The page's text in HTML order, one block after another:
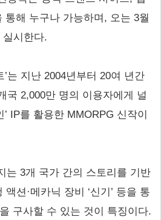
통해 누구나 가능하며, 오는 3월
시한다.
’는 지난 2004년부터 20여 년간
국 2,000만 명의 이용자에게 널
’ IP를 활용한 MMORPG 신작이
는 3개 국가 간의 스토리를 기반
션·메카닉 장비 ‘신기’ 등을 통
구사할 수 있는 것이 특징이다.